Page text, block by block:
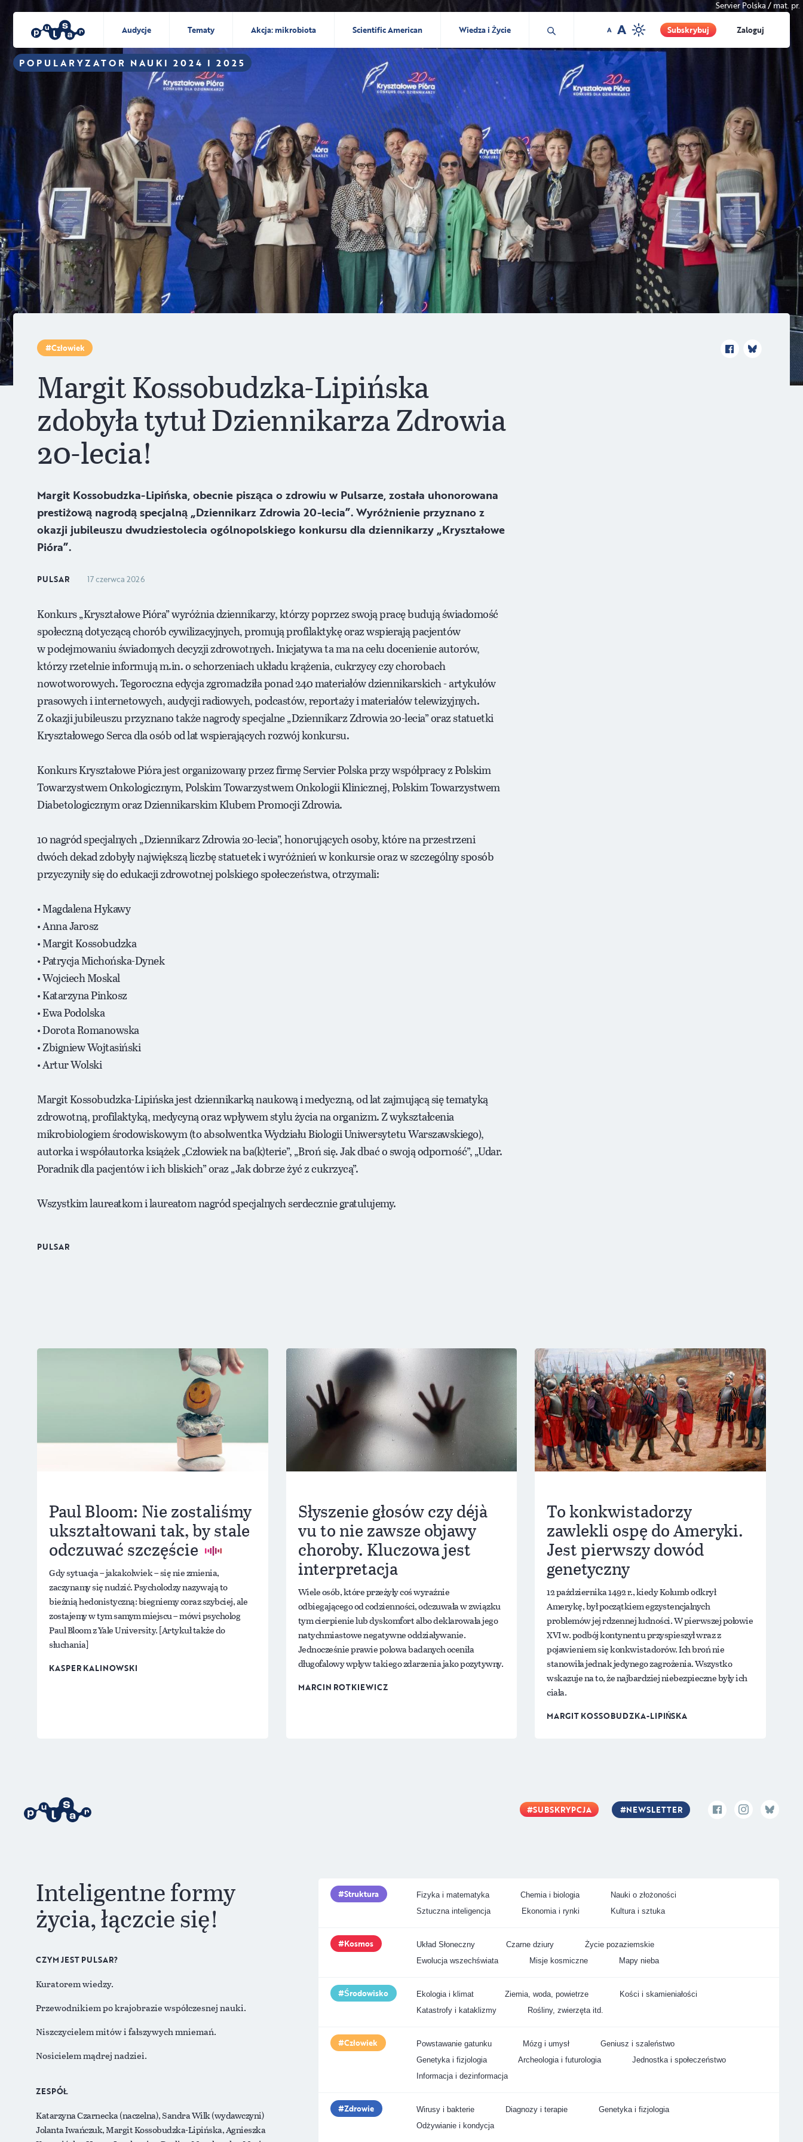
POPULARYZATOR NAUKI 2024 I 2025
Audycje Tematy Akcja: mikrobiota Scientific American Wiedza i Życie Subskrybuj Zaloguj
Servier Polska / mat. pr.
Człowiek
Margit Kossobudzka-Lipińska
zdobyła tytuł Dziennikarza Zdrowia
20-lecia!
Margit Kossobudzka-Lipińska, obecnie pisząca o zdrowiu w Pulsarze, została uhonorowana
prestiżową nagrodą specjalną „Dziennikarz Zdrowia 20-lecia”. Wyróżnienie przyznano z
okazji jubileuszu dwudziestolecia ogólnopolskiego konkursu dla dziennikarzy „Kryształowe
Pióra”.
PULSAR 17 czerwca 2026
Konkurs „Kryształowe Pióra” wyróżnia dziennikarzy, którzy poprzez swoją pracę budują świadomość
społeczną dotyczącą chorób cywilizacyjnych, promują profilaktykę oraz wspierają pacjentów
w podejmowaniu świadomych decyzji zdrowotnych. Inicjatywa ta ma na celu docenienie autorów,
którzy rzetelnie informują m.in. o schorzeniach układu krążenia, cukrzycy czy chorobach
nowotworowych. Tegoroczna edycja zgromadziła ponad 240 materiałów dziennikarskich - artykułów
prasowych i internetowych, audycji radiowych, podcastów, reportaży i materiałów telewizyjnych.
Z okazji jubileuszu przyznano także nagrody specjalne „Dziennikarz Zdrowia 20-lecia” oraz statuetki
Kryształowego Serca dla osób od lat wspierających rozwój konkursu.
Konkurs Kryształowe Pióra jest organizowany przez firmę Servier Polska przy współpracy z Polskim
Towarzystwem Onkologicznym, Polskim Towarzystwem Onkologii Klinicznej, Polskim Towarzystwem
Diabetologicznym oraz Dziennikarskim Klubem Promocji Zdrowia.
10 nagród specjalnych „Dziennikarz Zdrowia 20-lecia”, honorujących osoby, które na przestrzeni
dwóch dekad zdobyły największą liczbę statuetek i wyróżnień w konkursie oraz w szczególny sposób
przyczyniły się do edukacji zdrowotnej polskiego społeczeństwa, otrzymali:
• Magdalena Hykawy
• Anna Jarosz
• Margit Kossobudzka
• Patrycja Michońska-Dynek
• Wojciech Moskal
• Katarzyna Pinkosz
• Ewa Podolska
• Dorota Romanowska
• Zbigniew Wojtasiński
• Artur Wolski
Margit Kossobudzka-Lipińska jest dziennikarką naukową i medyczną, od lat zajmującą się tematyką
zdrowotną, profilaktyką, medycyną oraz wpływem stylu życia na organizm. Z wykształcenia
mikrobiologiem środowiskowym (to absolwentka Wydziału Biologii Uniwersytetu Warszawskiego),
autorka i współautorka książek „Człowiek na ba(k)terie”, „Broń się. Jak dbać o swoją odporność”, „Udar.
Poradnik dla pacjentów i ich bliskich” oraz „Jak dobrze żyć z cukrzycą”.
Wszystkim laureatkom i laureatom nagród specjalnych serdecznie gratulujemy.
PULSAR
Paul Bloom: Nie zostaliśmy
ukształtowani tak, by stale
odczuwać szczęście
Gdy sytuacja – jakakolwiek – się nie zmienia,
zaczynamy się nudzić. Psycholodzy nazywają to
bieżnią hedonistyczną: biegniemy coraz szybciej, ale
zostajemy w tym samym miejscu – mówi psycholog
Paul Bloom z Yale University. [Artykuł także do
słuchania]
KASPER KALINOWSKI
Słyszenie głosów czy déjà
vu to nie zawsze objawy
choroby. Kluczowa jest
interpretacja
Wiele osób, które przeżyły coś wyraźnie
odbiegającego od codzienności, odczuwała w związku
tym cierpienie lub dyskomfort albo deklarowała jego
natychmiastowe negatywne oddziaływanie.
Jednocześnie prawie polowa badanych oceniła
długofalowy wpływ takiego zdarzenia jako pozytywny.
MARCIN ROTKIEWICZ
To konkwistadorzy
zawlekli ospę do Ameryki.
Jest pierwszy dowód
genetyczny
12 października 1492 r., kiedy Kolumb odkrył
Amerykę, był początkiem egzystencjalnych
problemów jej rdzennej ludności. W pierwszej połowie
XVI w. podbój kontynentu przyspieszył wraz z
pojawieniem się konkwistadorów. Ich broń nie
stanowiła jednak jedynego zagrożenia. Wszystko
wskazuje na to, że najbardziej niebezpieczne były ich
ciała.
MARGIT KOSSOBUDZKA-LIPIŃSKA
SUBSKRYPCJA NEWSLETTER
Inteligentne formy
życia, łączcie się!
CZYM JEST PULSAR?
Kuratorem wiedzy.
Przewodnikiem po krajobrazie współczesnej nauki.
Niszczycielem mitów i fałszywych mniemań.
Nosicielem mądrej nadziei.
ZESPÓŁ
Katarzyna Czarnecka (naczelna), Sandra Wilk (wydawczyni)
Jolanta Iwańczuk, Margit Kossobudzka-Lipińska, Agnieszka
Struktura Fizyka i matematyka Chemia i biologia
Nauki o złożoności
Sztuczna inteligencja
Ekonomia i rynki Kultura i sztuka
Kosmos Układ Słoneczny Czarne dziury
Życie pozaziemskie
Ewolucja wszechświata
Misje kosmiczne Mapy nieba
Środowisko Ekologia i klimat Ziemia, woda, powietrze
Kości i skamieniałości
Katastrofy i kataklizmy
Rośliny, zwierzęta itd.
Człowiek Powstawanie gatunku Mózg i umysł
Geniusz i szaleństwo
Genetyka i fizjologia
Archeologia i futurologia
Jednostka i społeczeństwo
Informacja i dezinformacja
Zdrowie Wirusy i bakterie Diagnozy i terapie
Genetyka i fizjologia
Odżywianie i kondycja